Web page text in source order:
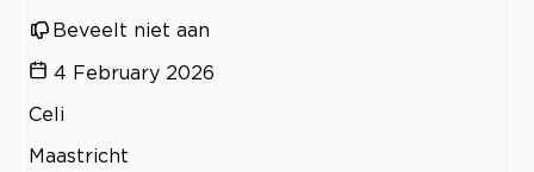
Beveelt niet aan
4 February 2026
Celi
Maastricht